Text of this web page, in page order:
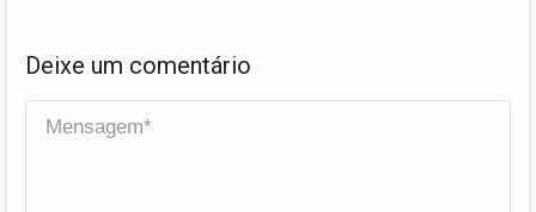
Deixe um comentário